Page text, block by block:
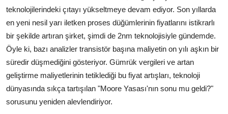
Sağlık
Yerel
Video
Sinema
teknolojilerindeki çıtayı yükseltmeye devam ediyor. Son yıllarda
en yeni nesil yarı iletken proses düğümlerinin fiyatlarını istikrarlı
bir şekilde artıran şirket, şimdi de 2nm teknolojisiyle gündemde.
Öyle ki, bazı analizler transistör başına maliyetin on yılı aşkın bir
süredir düşmediğini gösteriyor. Gümrük vergileri ve artan
geliştirme maliyetlerinin tetiklediği bu fiyat artışları, teknoloji
dünyasında sıkça tartışılan "Moore Yasası'nın sonu mu geldi?"
sorusunu yeniden alevlendiriyor.